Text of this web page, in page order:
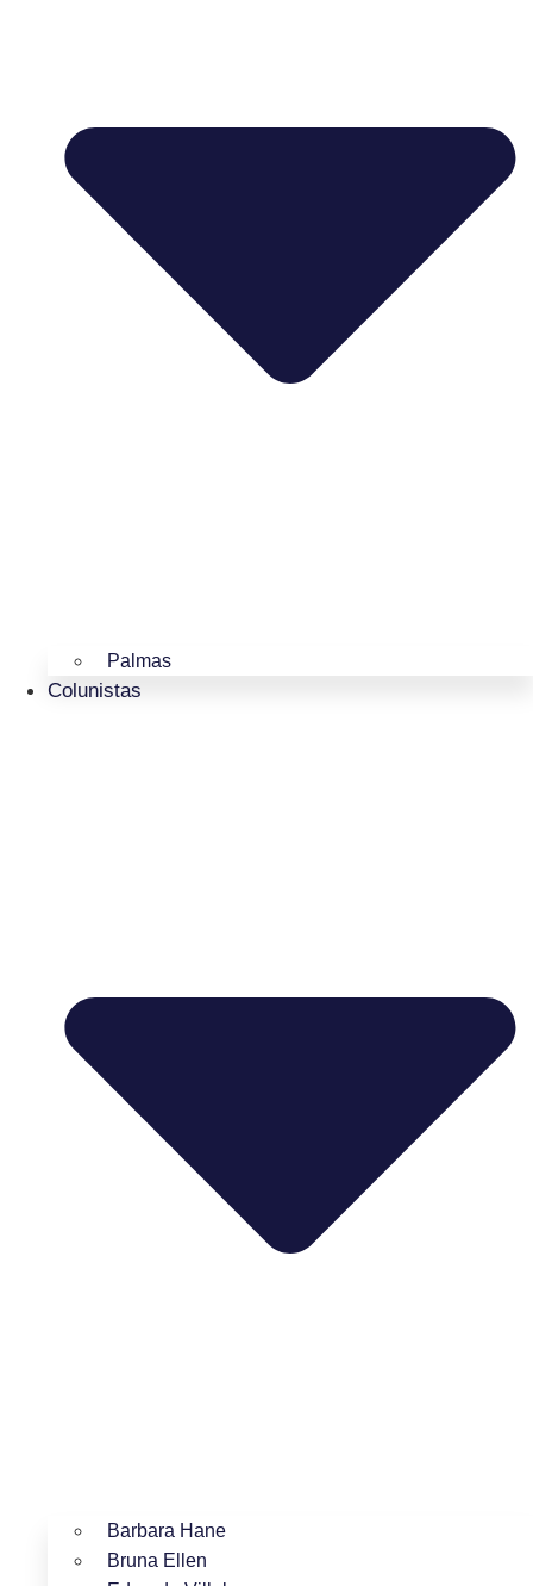
Palmas
Colunistas
Barbara Hane
Bruna Ellen